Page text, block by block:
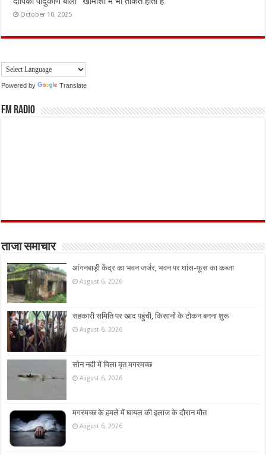
October 10, 2025
Powered by Translate
FM Radio
ताजा समाचार
आंगनबाड़ी केंद्र का भवन जर्जर, भवन पर घांस-फूस का कब्जा
August 6, 2026
सहकारी समिति पर खाद पहुंची, किसानों के टोकन बनना शुरू
August 6, 2026
सोन नदी में मिला मृत मगरमच्छ
August 6, 2026
मगरमच्छ के हमले में घायल की इलाज के दौरान मौत
August 6, 2026